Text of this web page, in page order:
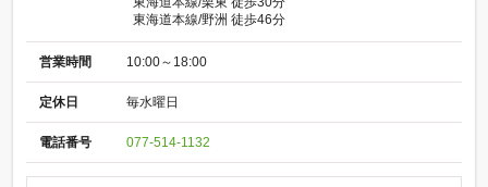
東海道本線/野洲 徒歩46分
営業時間 10:00～18:00
定休日 毎水曜日
電話番号 077-514-1132